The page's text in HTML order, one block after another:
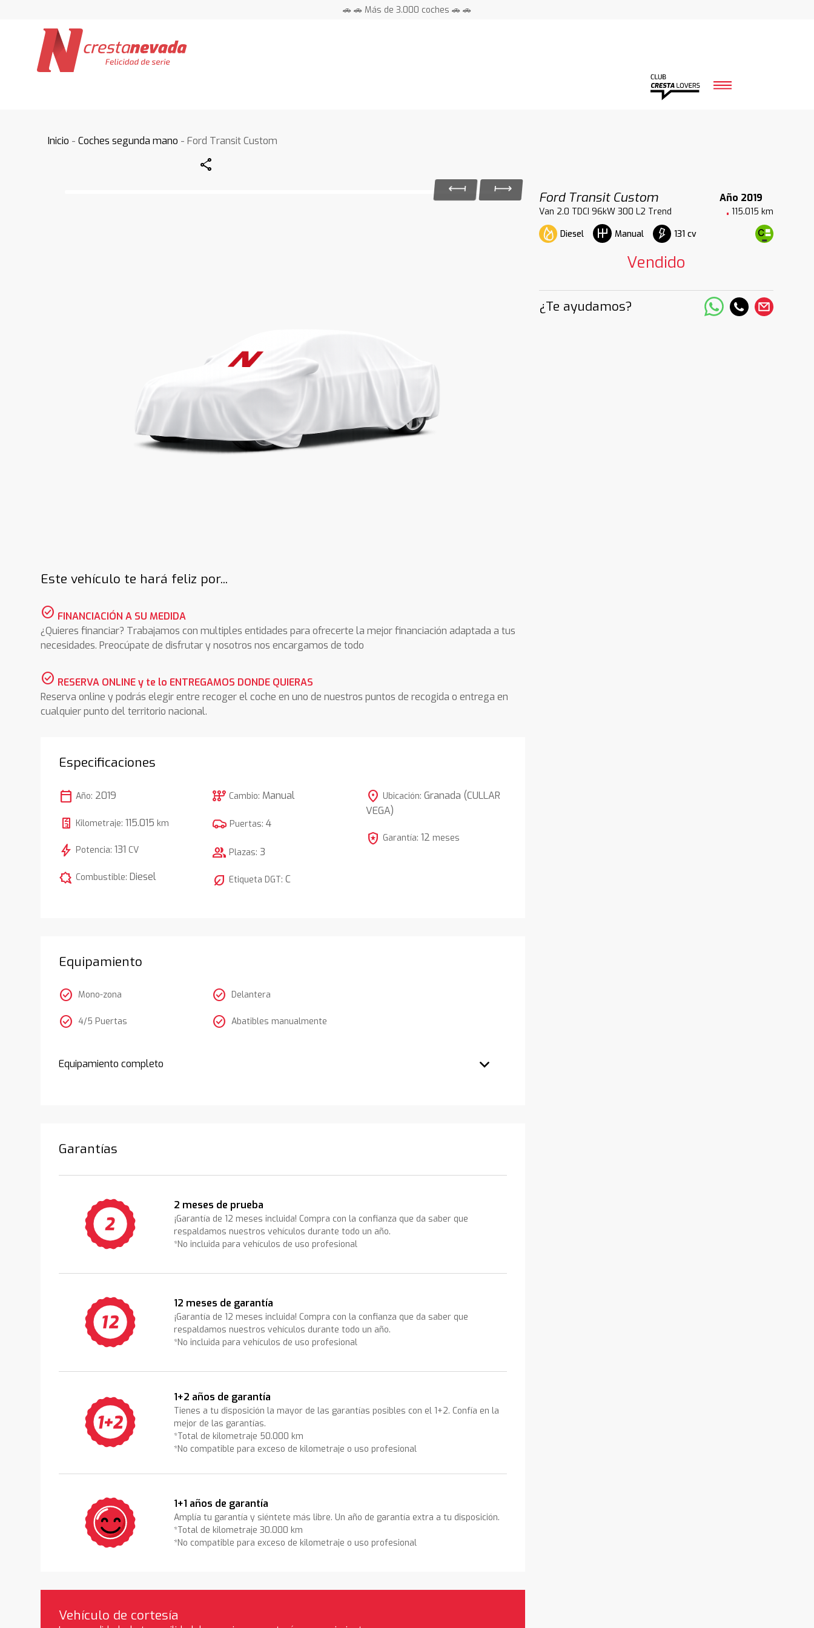
🚗 🚗 Más de 3.000 coches 🚗 🚗
Inicio -Coches segunda mano - Ford Transit Custom
Share
Ford Transit Custom
Año 2019
Van 2.0 TDCI 96kW 300 L2 Trend
115.015 km
Diesel
Manual 131 cv
Vendido
¿Te ayudamos?
Este vehículo te hará feliz por...
check_circle FINANCIACIÓN A SU MEDIDA
¿Quieres financiar? Trabajamos con multiples entidades para ofrecerte la mejor financiación adaptada a tus
necesidades. Preocúpate de disfrutar y nosotros nos encargamos de todo
check_circle RESERVA ONLINE y te lo ENTREGAMOS DONDE QUIERAS
Reserva online y podrás elegir entre recoger el coche en uno de nuestros puntos de recogida o entrega en
cualquier punto del territorio nacional.
Especificaciones
calendar_today Año: 2019
Kilometraje:115.015 km
bolt Potencia:131 CV
comic_bubble Combustible:Diesel
auto_transmission Cambio: Manual
Puertas:4
group Plazas:3
nest_eco_leaf Etiqueta DGT:C
location_on Ubicación: Granada (CULLAR
VEGA)
local_police Garantía: 12 meses
Equipamiento
check_circle Mono-zona
check_circle 4/5 Puertas
check_circle Delantera
check_circle Abatibles manualmente
Equipamiento completo
Garantías
2 meses de prueba
¡Garantía de 12 meses incluida! Compra con la confianza que da saber que
respaldamos nuestros vehículos durante todo un año.
*No incluida para vehículos de uso profesional
12 meses de garantía
¡Garantía de 12 meses incluida! Compra con la confianza que da saber que
respaldamos nuestros vehículos durante todo un año.
*No incluida para vehículos de uso profesional
1+2 años de garantía
Tienes a tu disposición la mayor de las garantías posibles con el 1+2. Confía en la
mejor de las garantías.
*Total de kilometraje 50.000 km
*No compatible para exceso de kilometraje o uso profesional
1+1 años de garantía
Amplía tu garantía y siéntete más libre. Un año de garantía extra a tu disposición.
*Total de kilometraje 30.000 km
*No compatible para exceso de kilometraje o uso profesional
Vehículo de cortesía